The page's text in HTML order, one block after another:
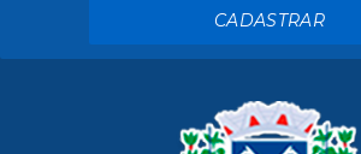
CADASTRAR